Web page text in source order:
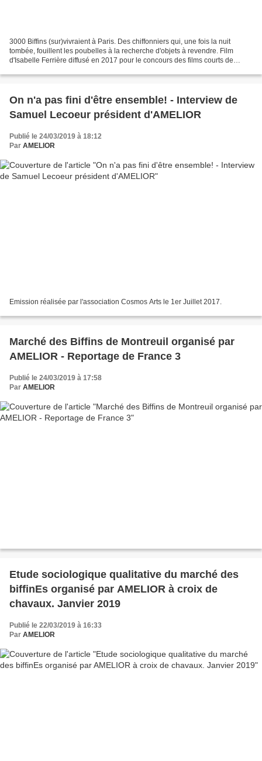
3000 Biffins (sur)vivraient à Paris. Des chiffonniers qui, une fois la nuit
tombée, fouillent les poubelles à la recherche d'objets à revendre. Film
d'Isabelle Ferrière diffusé en 2017 pour le concours des films courts de
On n'a pas fini d'être ensemble! - Interview de
Samuel Lecoeur président d'AMELIOR
Publié le 24/03/2019 à 18:12
Par AMELIOR
Emission réalisée par l'association Cosmos Arts le 1er Juillet 2017.
Marché des Biffins de Montreuil organisé par
AMELIOR - Reportage de France 3
Publié le 24/03/2019 à 17:58
Par AMELIOR
Etude sociologique qualitative du marché des
biffinEs organisé par AMELIOR à croix de
chavaux. Janvier 2019
Publié le 22/03/2019 à 16:33
Par AMELIOR